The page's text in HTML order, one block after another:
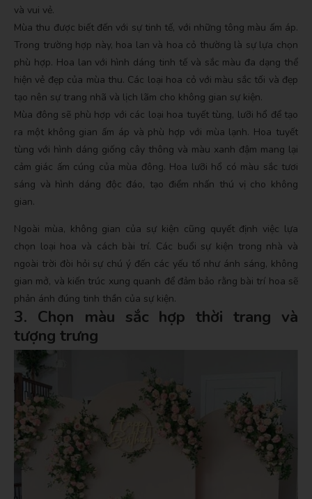
và vui vẻ.
Mùa thu được biết đến với sự tinh tế, với những tông màu ấm áp.
Trong trường hợp này, hoa lan và hoa cỏ thường là sự lựa chọn
phù hợp. Hoa lan với hình dáng tinh tế và sắc màu đa dạng thể
hiện vẻ đẹp của mùa thu. Các loại hoa cỏ với màu sắc tối và đẹp
tạo nên sự trang nhã và lịch lãm cho không gian sự kiện.
Mùa đông sẽ phù hợp với các loại hoa tuyết tùng, lưỡi hổ để tạo
ra một không gian ấm áp và phù hợp với mùa lạnh. Hoa tuyết
tùng với hình dáng giống cây thông và màu xanh đậm mang lại
cảm giác ấm cúng của mùa đông. Hoa lưỡi hổ có màu sắc tươi
sáng và hình dáng độc đáo, tạo điểm nhấn thú vị cho không
gian.
Ngoài mùa, không gian của sự kiện cũng quyết định việc lựa
chọn loại hoa và cách bài trí. Các buổi sự kiện trong nhà và
ngoài trời đòi hỏi sự chú ý đến các yếu tố như ánh sáng, không
gian mở, và kiến trúc xung quanh để đảm bảo rằng bài trí hoa sẽ
phản ánh đúng tinh thần của sự kiện.
3. Chọn màu sắc hợp thời trang và
tượng trưng